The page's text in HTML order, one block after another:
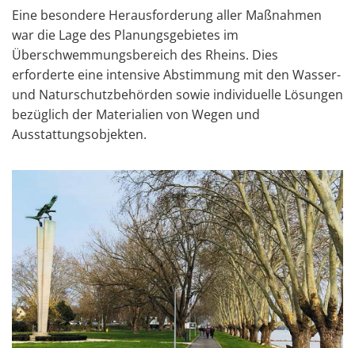
Eine besondere Herausforderung aller Maßnahmen
war die Lage des Planungsgebietes im
Überschwemmungsbereich des Rheins. Dies
erforderte eine intensive Abstimmung mit den Wasser-
und Naturschutzbehörden sowie individuelle Lösungen
bezüglich der Materialien von Wegen und
Ausstattungsobjekten.